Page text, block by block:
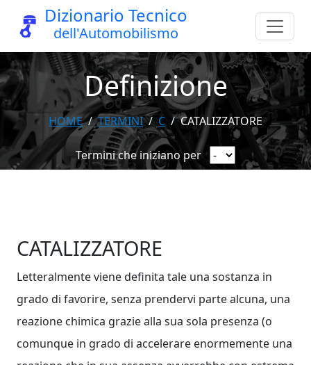
Dizionario Tecnico
dell'Automobilismo
Definizione
HOME TERMINI C CATALIZZATORE
Termini che iniziano per
CATALIZZATORE
Letteralmente viene definita tale una sostanza in
grado di favorire, senza prendervi parte alcuna, una
reazione chimica grazie alla sua sola presenza (o
comunque in grado di accelerare enormemente una